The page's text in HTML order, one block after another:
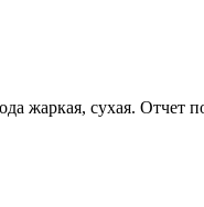
жаркая, сухая.